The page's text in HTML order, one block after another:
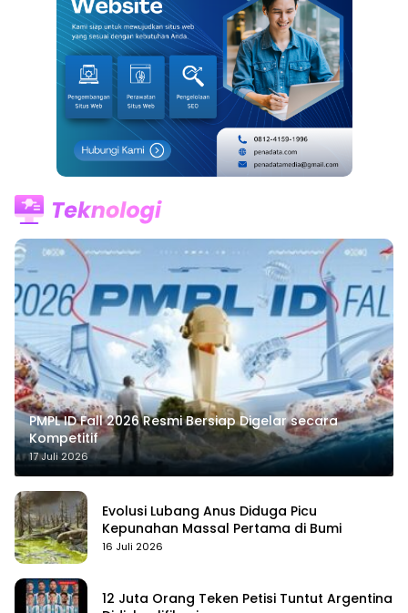
PMPL ID Fall 2026 Resmi Bersiap Digelar secara
Kompetitif
17 Juli 2026
Evolusi Lubang Anus Diduga Picu
Kepunahan Massal Pertama di Bumi
16 Juli 2026
12 Juta Orang Teken Petisi Tuntut Argentina